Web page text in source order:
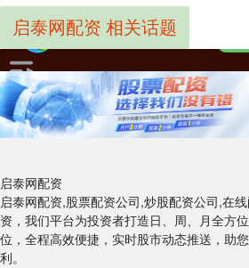
启泰网配资
启泰网配资,股票配资公司,炒股配资公司,在
资，我们平台为投资者打造日、周、月全方
位，全程高效便捷，实时股市动态推送，助
利。
启泰网配资 相关话题